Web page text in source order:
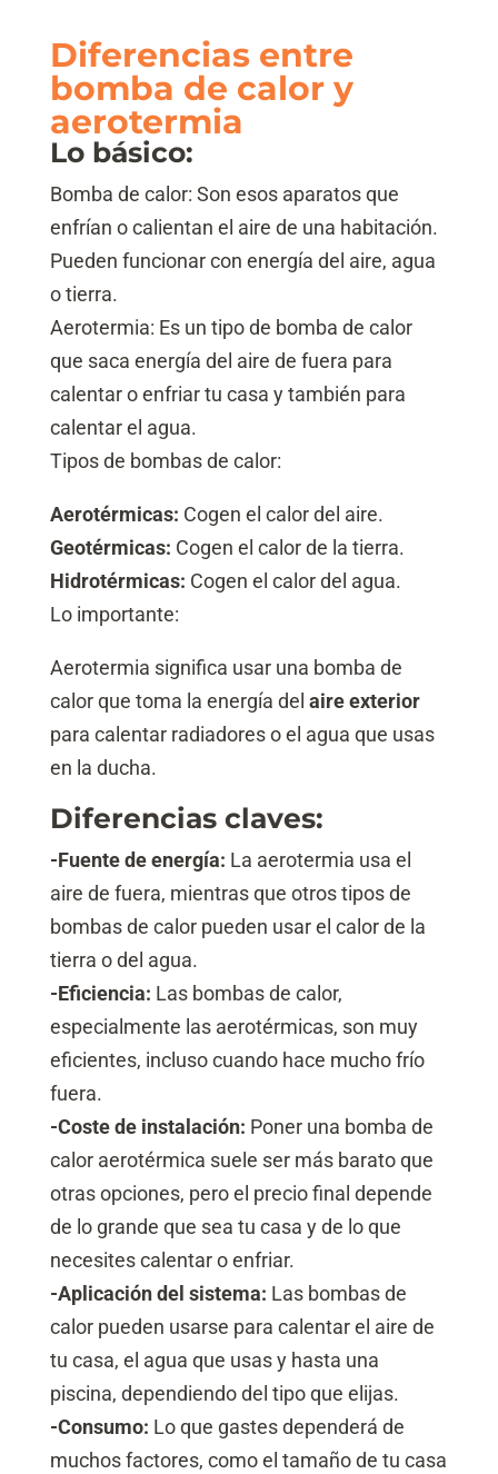
Diferencias entre
bomba de calor y
aerotermia
Lo básico:
Bomba de calor: Son esos aparatos que
enfrían o calientan el aire de una habitación.
Pueden funcionar con energía del aire, agua
o tierra.
Aerotermia: Es un tipo de bomba de calor
que saca energía del aire de fuera para
calentar o enfriar tu casa y también para
calentar el agua.
Tipos de bombas de calor:
Aerotérmicas: Cogen el calor del aire.
Geotérmicas: Cogen el calor de la tierra.
Hidrotérmicas: Cogen el calor del agua.
Lo importante:
Aerotermia significa usar una bomba de
calor que toma la energía del aire exterior
para calentar radiadores o el agua que usas
en la ducha.
Diferencias claves:
-Fuente de energía: La aerotermia usa el
aire de fuera, mientras que otros tipos de
bombas de calor pueden usar el calor de la
tierra o del agua.
-Eficiencia: Las bombas de calor,
especialmente las aerotérmicas, son muy
eficientes, incluso cuando hace mucho frío
fuera.
-Coste de instalación: Poner una bomba de
calor aerotérmica suele ser más barato que
otras opciones, pero el precio final depende
de lo grande que sea tu casa y de lo que
necesites calentar o enfriar.
-Aplicación del sistema: Las bombas de
calor pueden usarse para calentar el aire de
tu casa, el agua que usas y hasta una
piscina, dependiendo del tipo que elijas.
-Consumo: Lo que gastes dependerá de
muchos factores, como el tamaño de tu casa